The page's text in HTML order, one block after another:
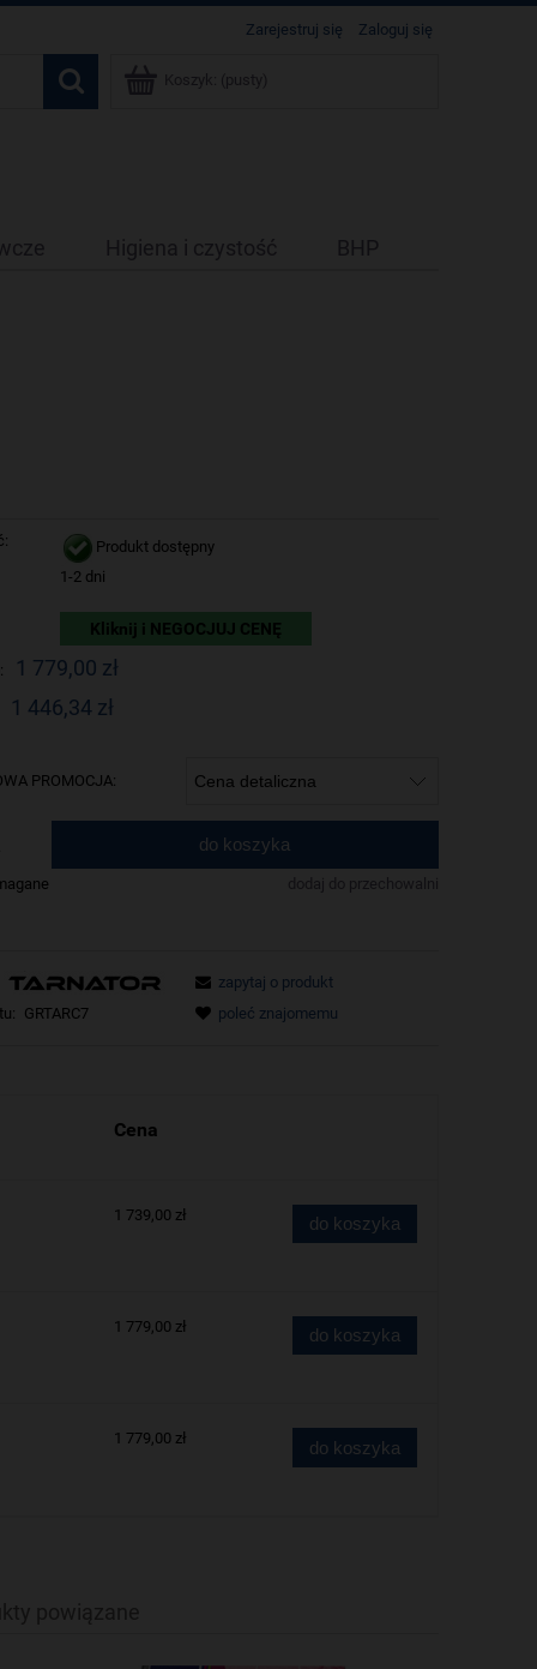
Zarejestruj się Zaloguj się
Koszyk: (pusty)
Higiena i czystość BHP
Produkt dostępny
1-2 dni
Kliknij i NEGOCJUJ CENĘ
1 779,00 zł
1 446,34 zł
PROMOCJA:
do koszyka
dodaj do przechowalni
GRTARC7
zapytaj o produkt
poleć znajomemu
Cena
1 739,00 zł do koszyka
1 779,00 zł do koszyka
1 779,00 zł do koszyka